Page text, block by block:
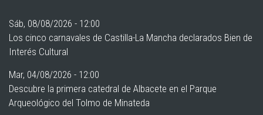
Sáb, 08/08/2026 - 12:00
Los cinco carnavales de Castilla-La Mancha declarados Bien de
Interés Cultural
Mar, 04/08/2026 - 12:00
Descubre la primera catedral de Albacete en el Parque
Arqueológico del Tolmo de Minateda